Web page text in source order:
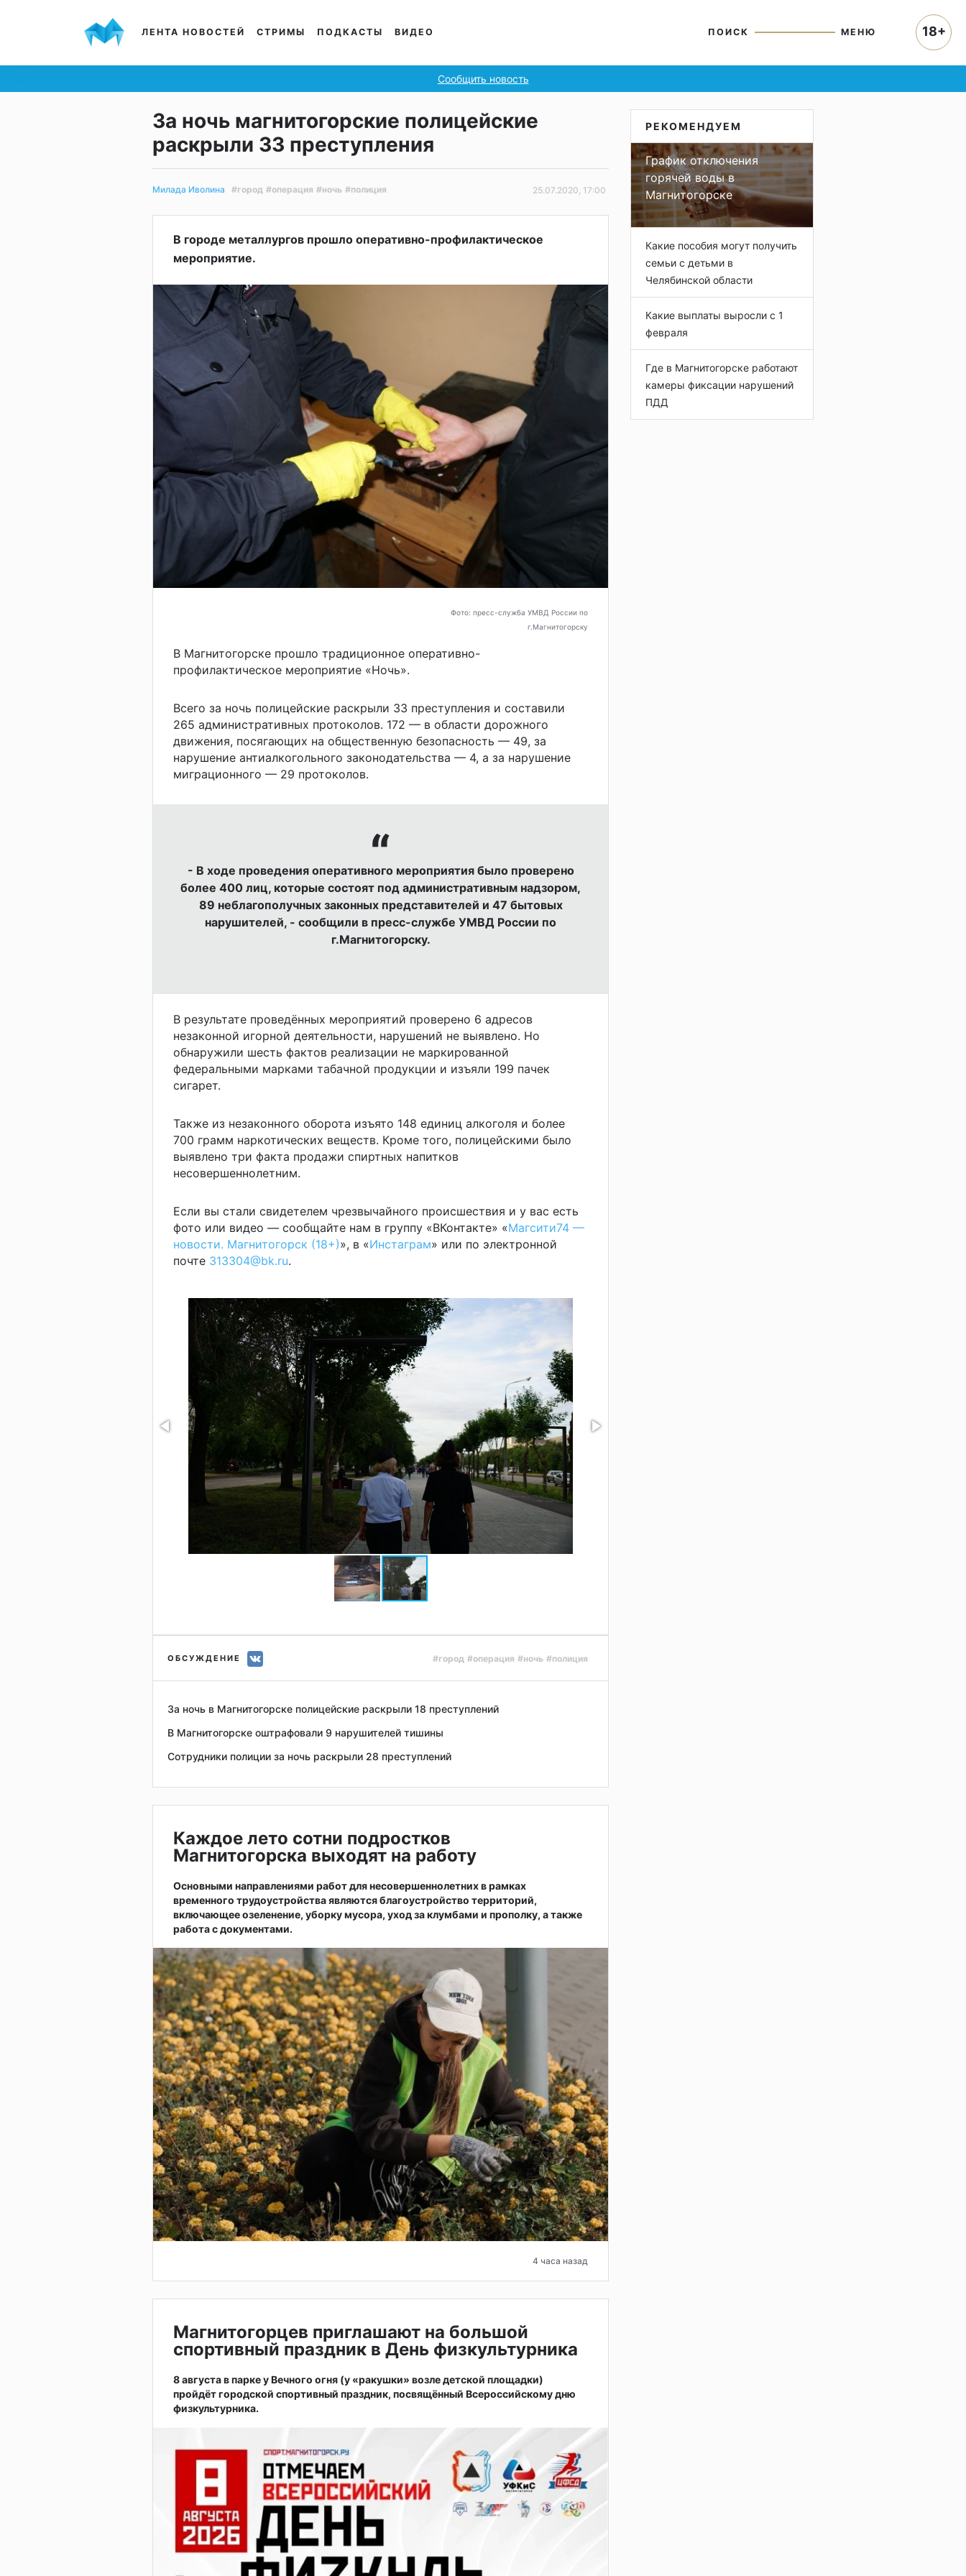
ЛЕНТА НОВОСТЕЙ СТРИМЫ ПОДКАСТЫ ВИДЕО ПОИСК МЕНЮ
Сообщить новость
За ночь магнитогорские полицейские
раскрыли 33 преступления
Милада Иволина #город #операция #ночь #полиция 25.07.2020, 17:00
В городе металлургов прошло оперативно-профилактическое
мероприятие.
Фото: пресс-служба УМВД России по
г.Магнитогорску
В Магнитогорске прошло традиционное оперативно-
профилактическое мероприятие «Ночь».
Всего за ночь полицейские раскрыли 33 преступления и составили
265 административных протоколов. 172 — в области дорожного
движения, посягающих на общественную безопасность — 49, за
нарушение антиалкогольного законодательства — 4, а за нарушение
миграционного — 29 протоколов.
- В ходе проведения оперативного мероприятия было проверено
более 400 лиц, которые состоят под административным надзором,
89 неблагополучных законных представителей и 47 бытовых
нарушителей, - сообщили в пресс-службе УМВД России по
г.Магнитогорску.
В результате проведённых мероприятий проверено 6 адресов
незаконной игорной деятельности, нарушений не выявлено. Но
обнаружили шесть фактов реализации не маркированной
федеральными марками табачной продукции и изъяли 199 пачек
сигарет.
Также из незаконного оборота изъято 148 единиц алкоголя и более
700 грамм наркотических веществ. Кроме того, полицейскими было
выявлено три факта продажи спиртных напитков
несовершеннолетним.
Если вы стали свидетелем чрезвычайного происшествия и у вас есть
фото или видео — сообщайте нам в группу «ВКонтакте» «Магсити74 —
новости. Магнитогорск (18+)», в «Инстаграм» или по электронной
почте 313304@bk.ru.
ОБСУЖДЕНИЕ #город #операция #ночь #полиция
За ночь в Магнитогорске полицейские раскрыли 18 преступлений
В Магнитогорске оштрафовали 9 нарушителей тишины
Сотрудники полиции за ночь раскрыли 28 преступлений
Каждое лето сотни подростков
Магнитогорска выходят на работу
Основными направлениями работ для несовершеннолетних в рамках
временного трудоустройства являются благоустройство территорий,
включающее озеленение, уборку мусора, уход за клумбами и прополку, а также
работа с документами.
4 часа назад
Магнитогорцев приглашают на большой
спортивный праздник в День физкультурника
8 августа в парке у Вечного огня (у «ракушки» возле детской площадки)
пройдёт городской спортивный праздник, посвящённый Всероссийскому дню
физкультурника.
РЕКОМЕНДУЕМ
График отключения
горячей воды в
Магнитогорске
Какие пособия могут получить
семьи с детьми в
Челябинской области
Какие выплаты выросли с 1
февраля
Где в Магнитогорске работают
камеры фиксации нарушений
ПДД
18+